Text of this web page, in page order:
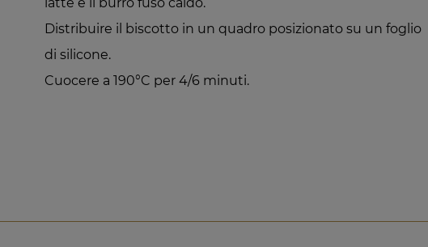
latte e il burro fuso caldo.
Distribuire il biscotto in un quadro posizionato su un foglio
di silicone.
Cuocere a 190°C per 4/6 minuti.